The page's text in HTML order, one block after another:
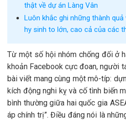
thật về dự án Làng Vân
Luôn khắc ghi những thành
hy sinh to lớn, cao cả của các
Từ một số hội nhóm chống đối ở
khoản Facebook cực đoan, người
bài viết mang cùng một mô-típ:
kích động nghi kỵ và cố tình biến
bình thường giữa hai quốc gia
áp chính trị”. Điều đáng nói là